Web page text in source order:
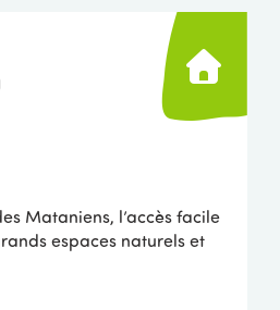
Mataniens, l’accès facile
espaces naturels et